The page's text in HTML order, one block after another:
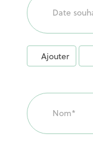
Ajouter